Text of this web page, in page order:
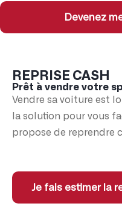
Devenez
REPRISE CASH
Prêt à vendre votre
Vendre sa voiture est
la solution pour vous
propose de reprendre
Je fais estimer la